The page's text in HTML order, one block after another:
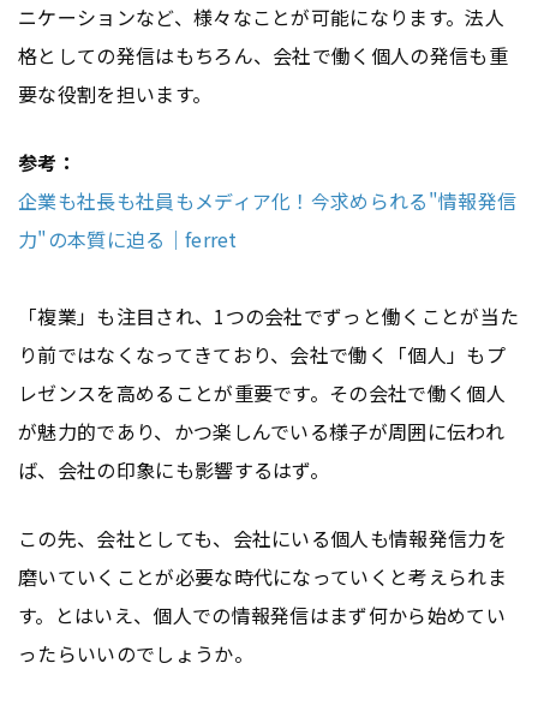
ニケーションなど、様々なことが可能になります。法人
格としての発信はもちろん、会社で働く個人の発信も重
要な役割を担います。
参考：
企業も社長も社員もメディア化！今求められる"情報発信
力"の本質に迫る｜ferret
「複業」も注目され、1つの会社でずっと働くことが当た
り前ではなくなってきており、会社で働く「個人」もプ
レゼンスを高めることが重要です。その会社で働く個人
が魅力的であり、かつ楽しんでいる様子が周囲に伝われ
ば、会社の印象にも影響するはず。
この先、会社としても、会社にいる個人も情報発信力を
磨いていくことが必要な時代になっていくと考えられま
す。とはいえ、個人での情報発信はまず何から始めてい
ったらいいのでしょうか。